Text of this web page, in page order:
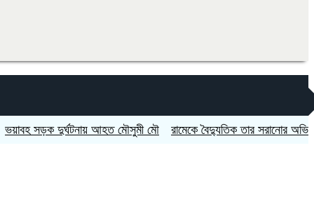
সড়ক দুর্ঘটনায় আহত মৌসুমী মৌ রামেকে বৈদ্যুতিক তার সরানোর অভিযোগ,